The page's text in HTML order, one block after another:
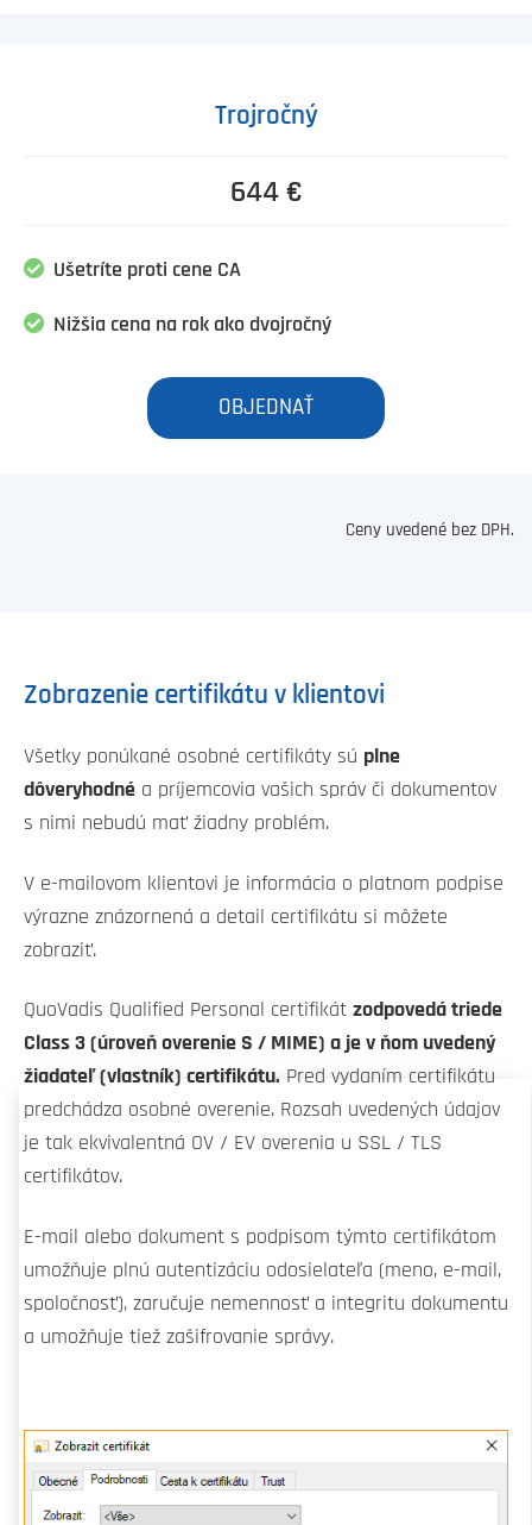
Trojročný
644 €
Ušetríte proti cene CA
Nižšia cena na rok ako dvojročný
OBJEDNAŤ
Ceny uvedené bez DPH.
Zobrazenie certifikátu v klientovi
Všetky ponúkané osobné certifikáty sú plne
dôveryhodné a príjemcovia vašich správ či dokumentov
s nimi nebudú mať žiadny problém.
V e-mailovom klientovi je informácia o platnom podpise
výrazne znázornená a detail certifikátu si môžete
zobraziť.
QuoVadis Qualified Personal certifikát zodpovedá triede
Class 3 (úroveň overenie S / MIME) a je v ňom uvedený
žiadateľ (vlastník) certifikátu. Pred vydaním certifikátu
predchádza osobné overenie. Rozsah uvedených údajov
je tak ekvivalentná OV / EV overenia u SSL / TLS
certifikátov.
E-mail alebo dokument s podpisom týmto certifikátom
umožňuje plnú autentizáciu odosielateľa (meno, e-mail,
spoločnosť), zaručuje nemennosť a integritu dokumentu
a umožňuje tiež zašifrovanie správy.